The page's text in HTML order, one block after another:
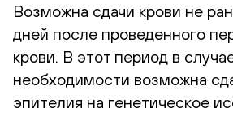
Возможна сдачи крови не
дней после проведенного
крови. В этот период в
необходимости возможна
эпителия на генетическое